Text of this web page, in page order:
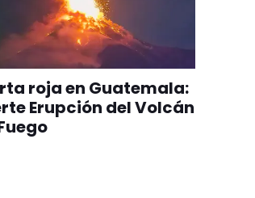
roja en Guatemala:
Erupción del Volcán